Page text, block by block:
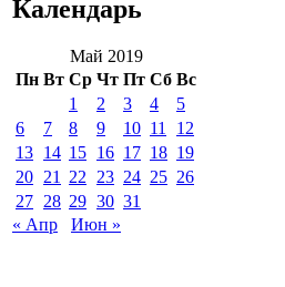
Календарь
Май 2019
Пн Вт Ср Чт Пт Сб Вс
1
2 3 4
5
6
7 8 9 10 11
12
13 14 15 16 17 18 19
20 21 22 23 24 25 26
27 28 29 30 31
« Апр
Июн »